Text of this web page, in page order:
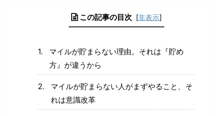
この記事の目次 [非表示]
マイルが貯まらない理由。それは『貯め
方』が違うから
マイルが貯まらない人がまずやること、そ
れは意識改革